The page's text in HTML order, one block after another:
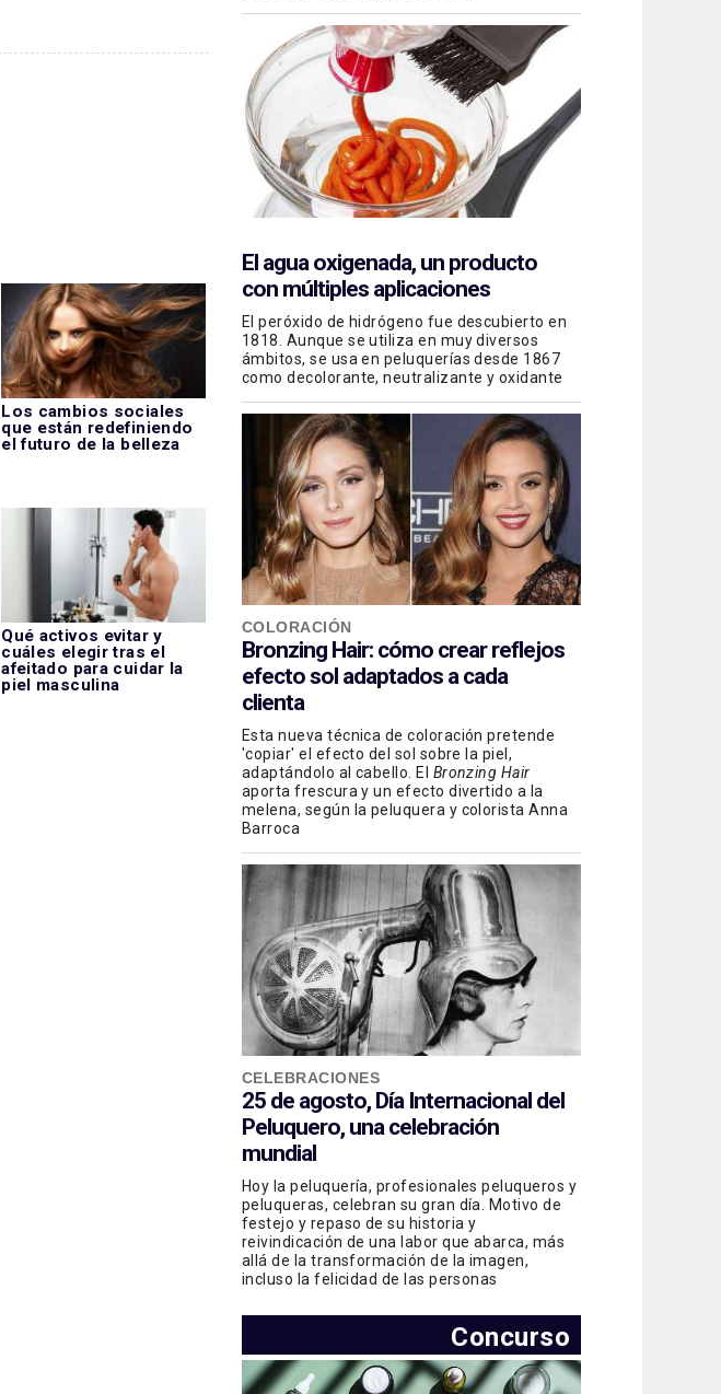
El agua oxigenada, un producto
con múltiples aplicaciones
El peróxido de hidrógeno fue descubierto en
1818. Aunque se utiliza en muy diversos
ámbitos, se usa en peluquerías desde 1867
como decolorante, neutralizante y oxidante
COLORACIÓN
Bronzing Hair: cómo crear reflejos
efecto sol adaptados a cada
clienta
Esta nueva técnica de coloración pretende
'copiar' el efecto del sol sobre la piel,
adaptándolo al cabello. El Bronzing Hair
aporta frescura y un efecto divertido a la
melena, según la peluquera y colorista Anna
Barroca
CELEBRACIONES
25 de agosto, Día Internacional del
Peluquero, una celebración
mundial
Hoy la peluquería, profesionales peluqueros y
peluqueras, celebran su gran día. Motivo de
festejo y repaso de su historia y
reivindicación de una labor que abarca, más
allá de la transformación de la imagen,
incluso la felicidad de las personas
Concurso
Los cambios sociales
que están redefiniendo
el futuro de la belleza
Qué activos evitar y
cuáles elegir tras el
afeitado para cuidar la
piel masculina